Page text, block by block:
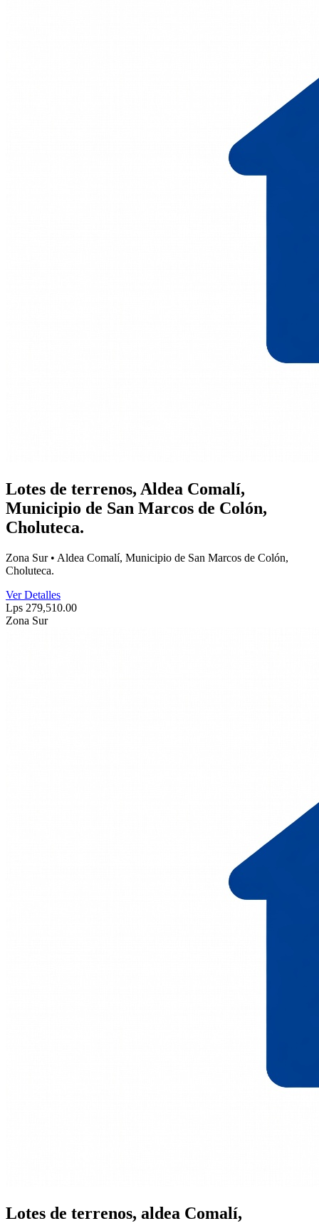
Lotes de terrenos, Aldea Comalí,
Municipio de San Marcos de Colón,
Choluteca.
Zona Sur • Aldea Comalí, Municipio de San Marcos de Colón,
Choluteca.
Ver Detalles
Lps 279,510.00
Zona Sur
Lotes de terrenos, aldea Comalí,